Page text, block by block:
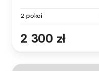
2 pokoi
2 300 zł